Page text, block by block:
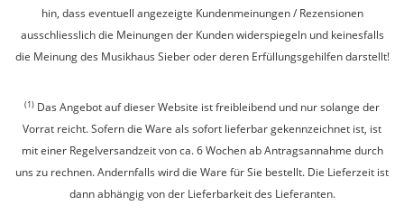
hin, dass eventuell angezeigte Kundenmeinungen / Rezensionen
ausschliesslich die Meinungen der Kunden widerspiegeln und keinesfalls
die Meinung des Musikhaus Sieber oder deren Erfüllungsgehilfen darstellt!
(1) Das Angebot auf dieser Website ist freibleibend und nur solange der
Vorrat reicht. Sofern die Ware als sofort lieferbar gekennzeichnet ist, ist
mit einer Regelversandzeit von ca. 6 Wochen ab Antragsannahme durch
uns zu rechnen. Andernfalls wird die Ware für Sie bestellt. Die Lieferzeit ist
dann abhängig von der Lieferbarkeit des Lieferanten.